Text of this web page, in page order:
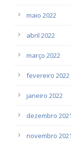
maio 2022
abril 2022
março 2022
fevereiro 2022
janeiro 2022
dezembro 2021
novembro 2021